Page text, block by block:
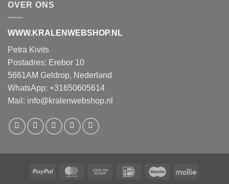
OVER ONS
WWW.KRALENWEBSHOP.NL
Petra Kivits
Postadres: Erebor 10
5661AM Geldrop, Nederland
WhatsApp: +31650605614
Mail: info@kralenwebshop.nl
PayPal MasterCardCash
IDeal Maestro Mollie